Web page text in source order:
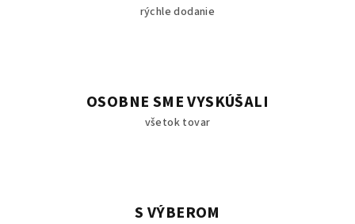
rýchle dodanie
OSOBNE SME VYSKÚŠALI
všetok tovar
S VÝBEROM